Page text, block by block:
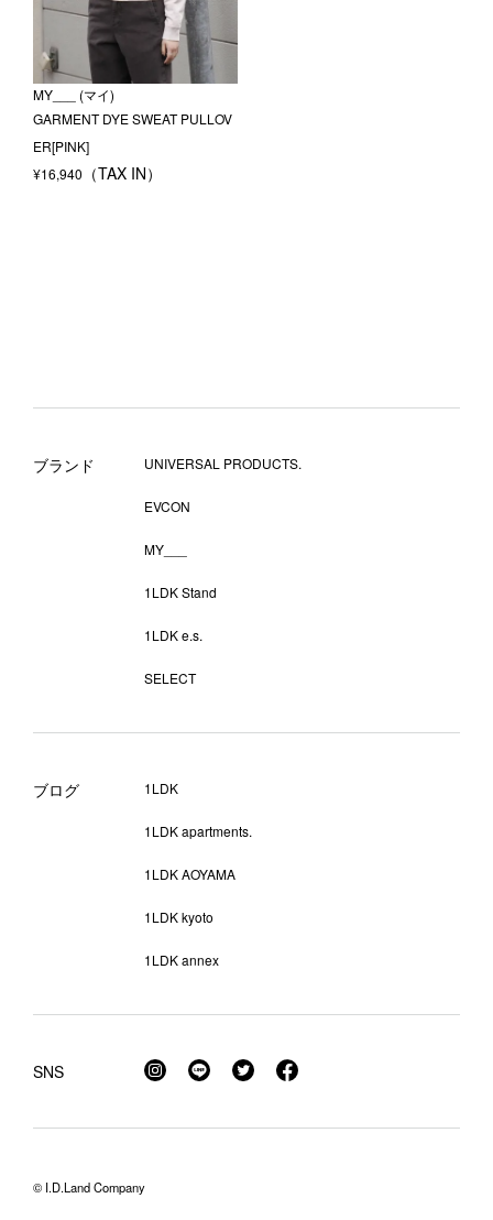
MY___ (マイ)
GARMENT DYE SWEAT PULLOV
ER[PINK]
¥16,940
ブランド UNIVERSAL PRODUCTS.
EVCON
MY___
1LDK Stand
1LDK e.s.
SELECT
ブログ 1LDK
1LDK apartments.
1LDK AOYAMA
1LDK kyoto
1LDK annex
SNS
© I.D.Land Company